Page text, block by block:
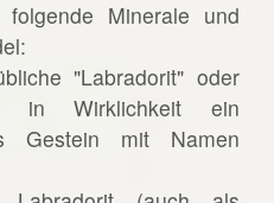
folgende Minerale und
"Labradorit" oder
in Wirklichkeit ein
Gestein mit Namen